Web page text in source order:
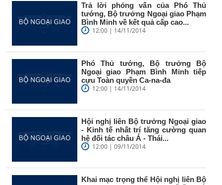
Trả lời phỏng vấn của Phó Thủ
tướng, Bộ trưởng Ngoại giao Phạm
Bình Minh về kết quả cấp cao...
12:00 | 14/11/2014
Phó Thủ tướng, Bộ trưởng Bộ
Ngoại giao Phạm Bình Minh tiếp
cựu Toàn quyền Ca-na-đa
12:00 | 14/11/2014
Hội nghị liên Bộ trưởng Ngoại giao
- Kinh tế nhất trí tăng cường quan
hệ đối tác châu Á - Thái...
12:00 | 09/11/2014
Khai mạc trọng thể Hội nghị liên Bộ